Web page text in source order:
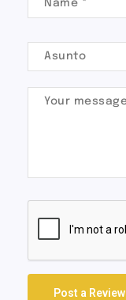
Post a Review